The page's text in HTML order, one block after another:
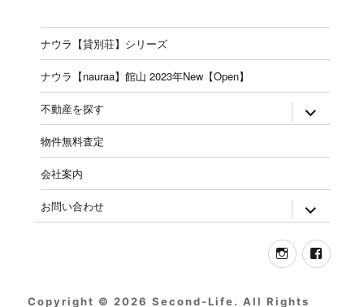
ナウラ【貸別荘】シリーズ
ナウラ【nauraa】館山 2023年New【Open】
不動産を探す expand
child
物件無料査定
会社案内
お問い合わせ expand
child
Instagram
Copyright © 2026 Second-Life. All Rights